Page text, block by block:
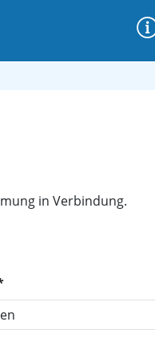
in Verbindung.